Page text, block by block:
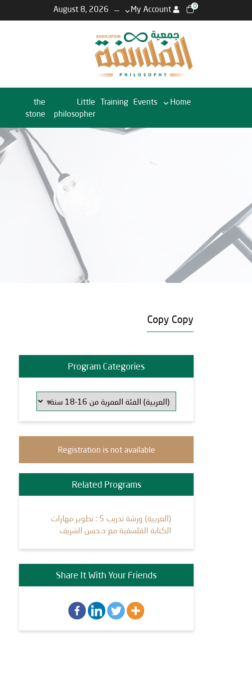
0
My Account
August 8, 2026
Home
Events
Training
Little
philosopher
the
stone
Copy Copy
Program Categories
Registration is not available
Related Programs
(العربية) ورشة تدريب 5 : تطوير مهارات
الكتابة الفلسفية مع د.حسن الشريف
Share It With Your Friends